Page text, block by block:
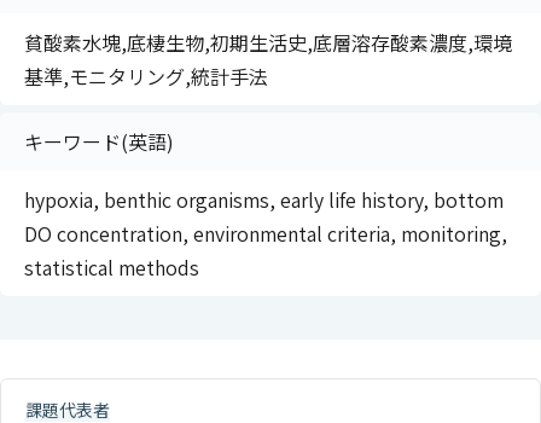
貧酸素水塊,底棲生物,初期生活史,底層溶存酸素濃度,環境
基準,モニタリング,統計手法
キーワード(英語)
hypoxia, benthic organisms, early life history, bottom
DO concentration, environmental criteria, monitoring,
statistical methods
課題代表者